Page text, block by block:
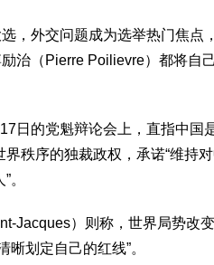
，外交问题成为选举热门焦点
励治（Pierre Poilievre）都将自
日的党魁辩论会上，直指中国
秩序的独裁政权，承诺“维持
。
Jacques）则称，世界局势改
晰划定自己的红线”。